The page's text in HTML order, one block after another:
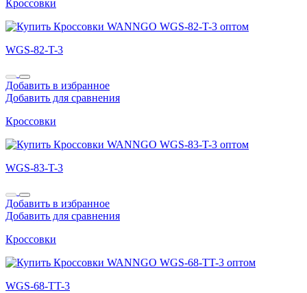
Кроссовки
WGS-82-T-3
Добавить в избранное
Добавить для сравнения
Кроссовки
WGS-83-T-3
Добавить в избранное
Добавить для сравнения
Кроссовки
WGS-68-TT-3